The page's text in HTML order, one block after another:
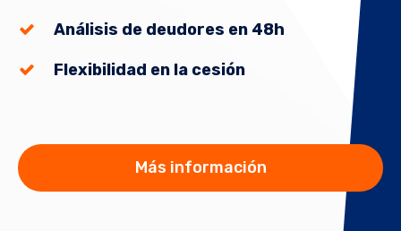
Análisis de deudores en 48h
Flexibilidad en la cesión
Más información